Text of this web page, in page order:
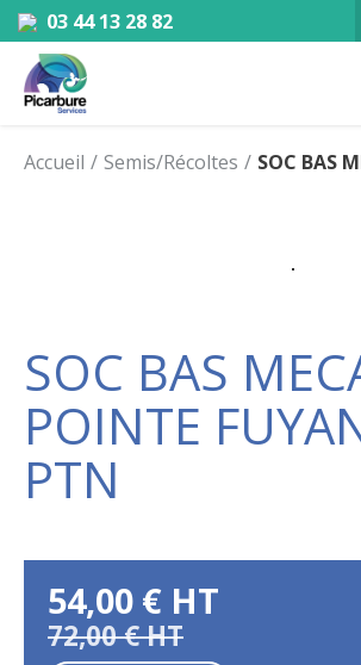
03 44 13 28 82
Accueil Semis/Récoltes SOC BAS
SOC BAS
POINTE
PTN
72,00€HT
54,00 € HT